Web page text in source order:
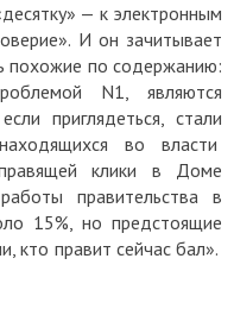
— к электронным
И он зачитывает
похожие по содержанию:
N1, являются
приглядеться, стали
во власти
клики в Доме
правительства в
15%, но предстоящие
кто правит сейчас бал».